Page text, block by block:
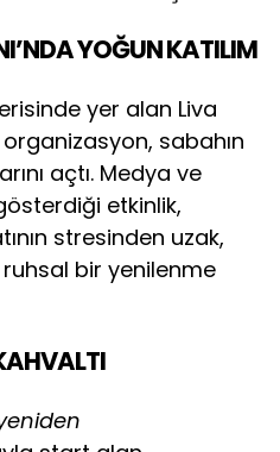
YOĞUN KATILIM
yer alan Liva
sabahın
açtı. Medya ve
etkinlik,
stresinden uzak,
bir yenilenme